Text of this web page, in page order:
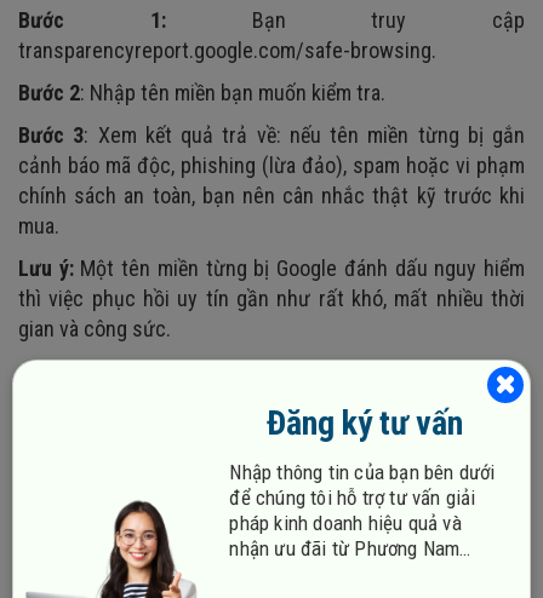
Bước 1:Bạn truy cập
transparencyreport.google.com/safe-browsing.
Bước 2: Nhập tên miền bạn muốn kiểm tra.
Bước 3: Xem kết quả trả về: nếu tên miền từng bị gắn
cảnh báo mã độc, phishing (lừa đảo), spam hoặc vi phạm
chính sách an toàn, bạn nên cân nhắc thật kỹ trước khi
mua.
Lưu ý:Một tên miền từng bị Google đánh dấu nguy hiểm
thì việc phục hồi uy tín gần như rất khó, mất nhiều thời
gian và công sức.
Đăng ký tư vấn
Nhập thông tin của bạn bên dưới
để chúng tôi hỗ trợ tư vấn giải
pháp kinh doanh hiệu quả và
nhận ưu đãi từ Phương Nam